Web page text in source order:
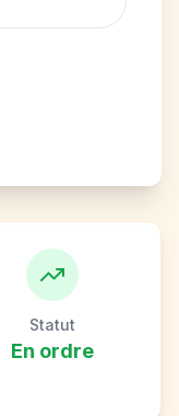
Statut
En ordre